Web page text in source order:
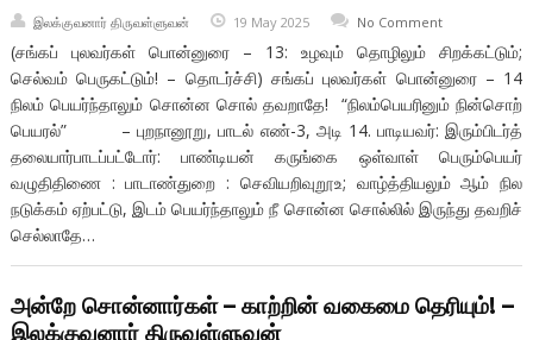
இலக்குவனார் திருவள்ளுவன் 19 May 2025 No Comment
(சங்கப் புலவர்கள் பொன்னுரை – 13: உழவும் தொழிலும் சிறக்கட்டும்;
செல்வம் பெருகட்டும்! – தொடர்ச்சி) சங்கப் புலவர்கள் பொன்னுரை – 14
நிலம் பெயர்ந்தாலும் சொன்ன சொல் தவறாதே! “நிலம்பெயரினும் நின்சொற்
பெயரல்” – புறநானூறு, பாடல் எண்-3, அடி 14. பாடியவர்: இரும்பிடர்த்
தலையார்பாடப்பட்டோர்: பாண்டியன் கருங்கை ஒள்வாள் பெரும்பெயர்
வழுதிதிணை : பாடாண்துறை : செவியறிவுறூஉ; வாழ்த்தியலும் ஆம் நில
நடுக்கம் ஏற்பட்டு, இடம் பெயர்ந்தாலும் நீ சொன்ன சொல்லில் இருந்து தவறிச்
செல்லாதே…
அன்றே சொன்னார்கள் – காற்றின் வகைமை தெரியும்! –
இலக்குவனார் திருவள்ளுவன்